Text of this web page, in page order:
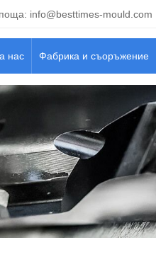
info@besttimes-mould.com
нас Фабрика и съоръжение